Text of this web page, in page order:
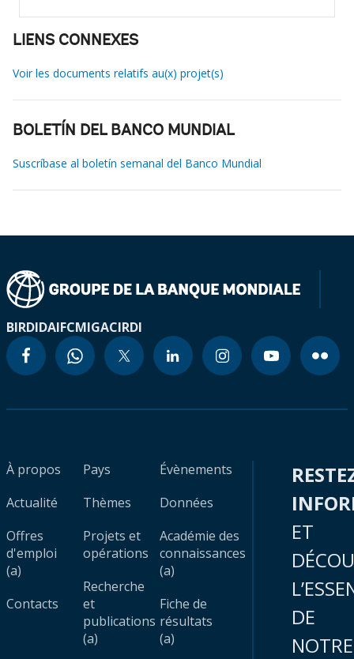
LIENS CONNEXES
Voir les documents relatifs au(x) projet(s)
BOLETÍN DEL BANCO MUNDIAL
Suscríbase al boletín semanal del Banco Mundial
BIRDIDAIFCMIGACIRDI
À propos
Actualité
Offres
d'emploi
(a)
Contacts
Pays
Thèmes
Projets et
opérations
Recherche
et
publications
(a)
Évènements
Données
Académie des
connaissances
(a)
Fiche de
résultats
(a)
ET
DE
NOTRE